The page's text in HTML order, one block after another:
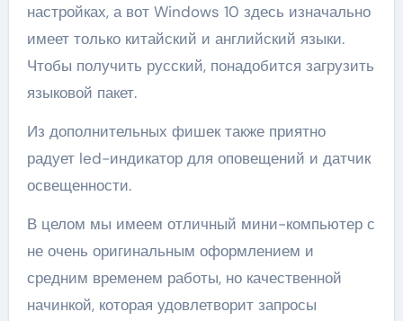
настройках, а вот Windows 10 здесь изначально
имеет только китайский и английский языки.
Чтобы получить русский, понадобится загрузить
языковой пакет.
Из дополнительных фишек также приятно
радует led-индикатор для оповещений и датчик
освещенности.
В целом мы имеем отличный мини-компьютер с
не очень оригинальным оформлением и
средним временем работы, но качественной
начинкой, которая удовлетворит запросы